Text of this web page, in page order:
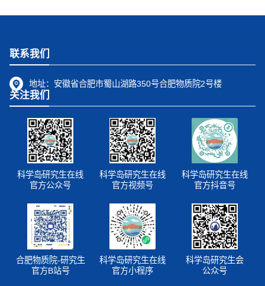
联系我们
地址： 安徽省合肥市蜀山湖路350号合肥物质院2号楼
关注我们
科学岛研究生在线
官方公众号
科学岛研究生在线
官方视频号
科学岛研究生在线
官方抖音号
合肥物质院-研究生
官方B站号
科学岛研究生在线
官方小程序
科学岛研究生会
公众号